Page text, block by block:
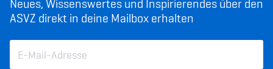
Neues, Wissenswertes und Inspirierendes über den
ASVZ direkt in deine Mailbox erhalten